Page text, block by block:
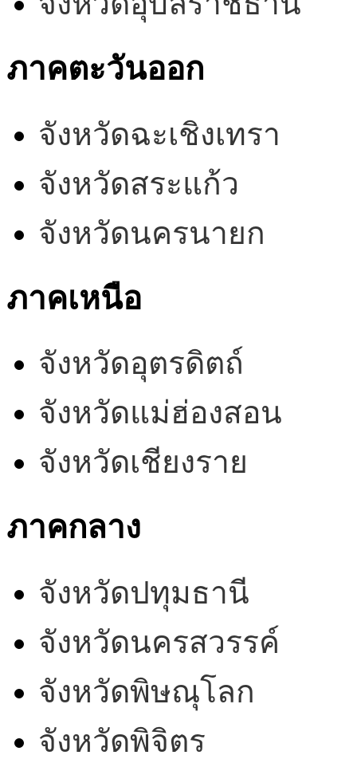
ภาคตะวันออก
จังหวัดฉะเชิงเทรา
จังหวัดสระแก้ว
จังหวัดนครนายก
ภาคเหนือ
จังหวัดอุตรดิตถ์
จังหวัดแม่ฮ่องสอน
จังหวัดเชียงราย
ภาคกลาง
จังหวัดปทุมธานี
จังหวัดนครสวรรค์
จังหวัดพิษณุโลก
จังหวัดพิจิตร